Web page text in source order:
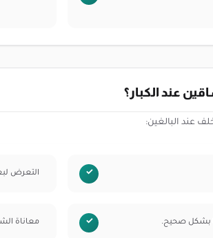
عند الكبار؟
عند البالغين:
التعرض
بشكل صحيح. معاناة